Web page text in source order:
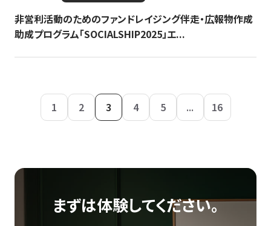
非営利活動のためのファンドレイジング伴走・広報物作成
助成プログラム「SOCIALSHIP2025」エ...
1 2 3 4 5 ... 16
まずは体験してください。